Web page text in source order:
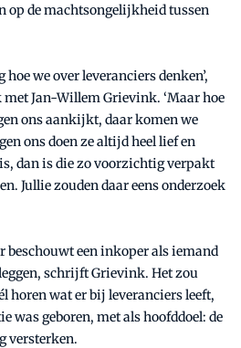
op de machtsongelijkheid tussen
we over leveranciers denken’,
Jan-Willem Grievink. ‘Maar hoe
ons aankijkt, daar komen we
ons doen ze altijd heel lief en
dan is die zo voorzichtig verpakt
Jullie zouden daar eens onderzoek
beschouwt een inkoper als iemand
schrijft Grievink. Het zou
horen wat er bij leveranciers leeft,
was geboren, met als hoofddoel: de
versterken.